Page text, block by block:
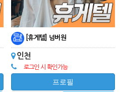
[휴게텔] 넘버원
인천
로그인 시 확인가능
프로필